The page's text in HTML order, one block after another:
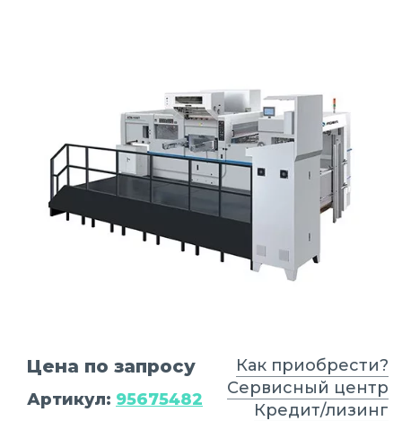
Цена по запросу
Артикул: 95675482
Как приобрести?
Сервисный центр
Кредит/лизинг